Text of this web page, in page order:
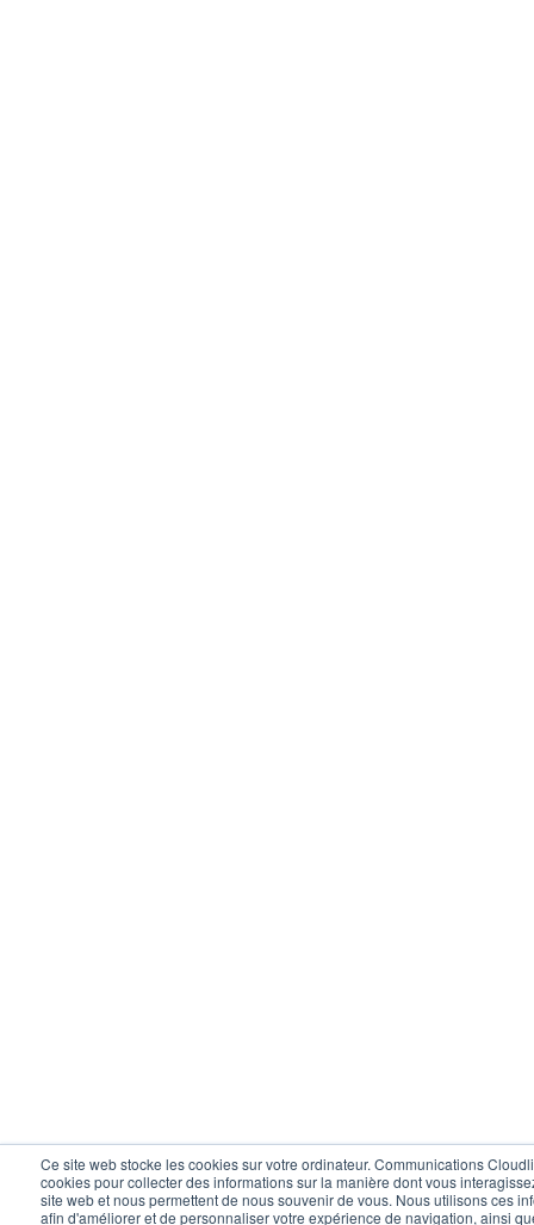
Ce site web stocke les cookies sur votre ordinateur. Communications
cookies pour collecter des informations sur la manière dont vous
site web et nous permettent de nous souvenir de vous. Nous utilisons ces
afin d'améliorer et de personnaliser votre expérience de navigation, ainsi